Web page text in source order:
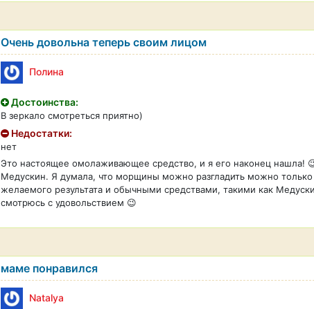
Очень довольна теперь своим лицом
Полина
Достоинства:
В зеркало смотреться приятно)
Недостатки:
нет
Это настоящее омолаживающее средство, и я его наконец нашла!
Медускин. Я думала, что морщины можно разгладить можно
желаемого результата и обычными средствами, такими как
смотрюсь с удовольствием 😉
маме понравился
Natalya